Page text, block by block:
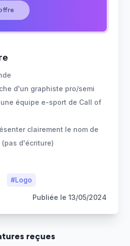
d'un graphiste pro/semi
équipe e-sport de Call of
clairement le nom de
d'écriture)
#Logo
Publiée le 13/05/2024
s reçues